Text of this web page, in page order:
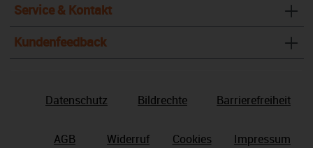
Service & Kontakt
Kundenfeedback
Datenschutz Bildrechte Barrierefreiheit
AGB Widerruf Cookies Impressum